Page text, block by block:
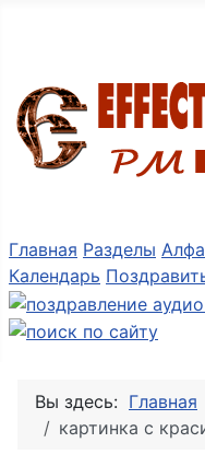
Главная Разделы
Календарь
Вы здесь: Главная
картинка с